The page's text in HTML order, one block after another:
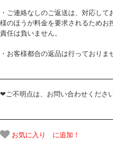
・ご連絡なしのご返送は、対応し
様のほうが料金を要求されるためお
責任は負いません。
・お客様都合の返品は行っておりま
❤ご不明点は、お問い合わせください
お気に入り に追加！